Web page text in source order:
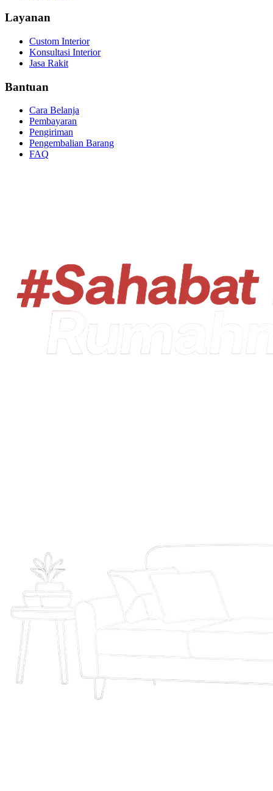
Layanan
Custom Interior
Konsultasi Interior
Jasa Rakit
Bantuan
Cara Belanja
Pembayaran
Pengiriman
Pengembalian Barang
FAQ